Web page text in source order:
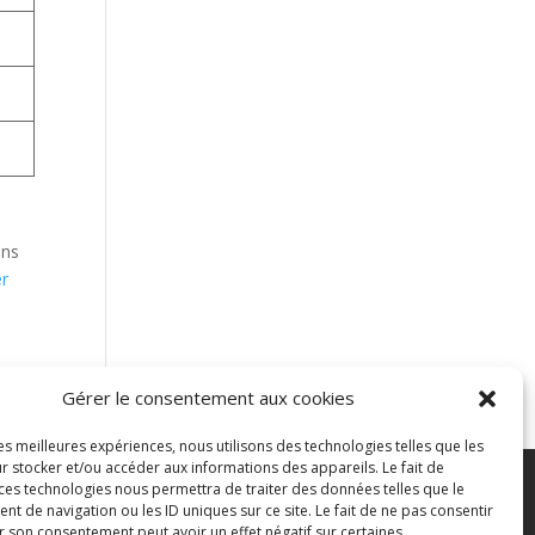
Gérer le consentement aux cookies
meilleures expériences, nous utilisons des technologies telles que les
stocker et/ou accéder aux informations des appareils. Le fait de
technologies nous permettra de traiter des données telles que le
de navigation ou les ID uniques sur ce site. Le fait de ne pas consentir
Blog